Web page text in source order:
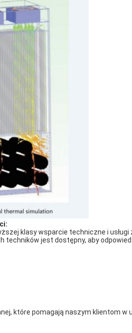
klasy wsparcie techniczne i usługi
techników jest dostępny, aby
które pomagają naszym klientom w